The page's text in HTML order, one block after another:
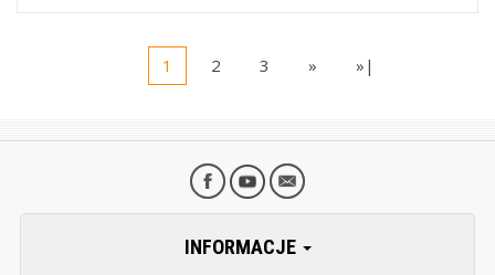
1 2 3 » »|
INFORMACJE